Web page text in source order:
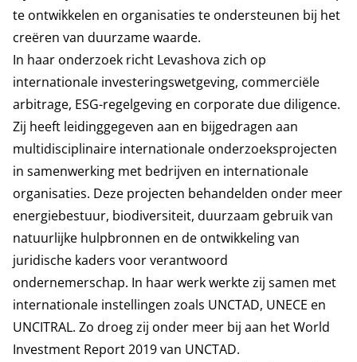
te ontwikkelen en organisaties te ondersteunen bij het
creëren van duurzame waarde.
In haar onderzoek richt Levashova zich op
internationale investeringswetgeving, commerciële
arbitrage, ESG-regelgeving en corporate due diligence.
Zij heeft leidinggegeven aan en bijgedragen aan
multidisciplinaire internationale onderzoeksprojecten
in samenwerking met bedrijven en internationale
organisaties. Deze projecten behandelden onder meer
energiebestuur, biodiversiteit, duurzaam gebruik van
natuurlijke hulpbronnen en de ontwikkeling van
juridische kaders voor verantwoord
ondernemerschap. In haar werk werkte zij samen met
internationale instellingen zoals UNCTAD, UNECE en
UNCITRAL. Zo droeg zij onder meer bij aan het World
Investment Report 2019 van UNCTAD.